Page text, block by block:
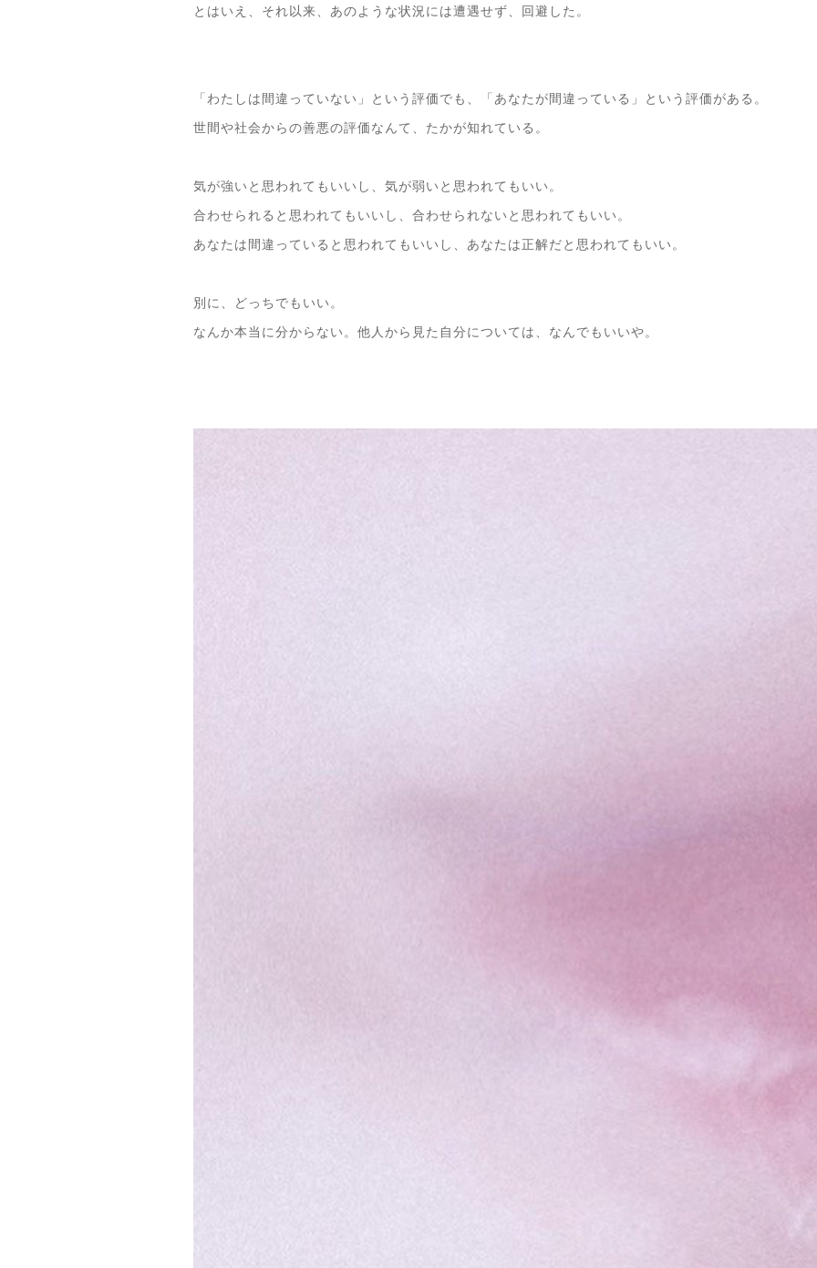
とはいえ、それ以来、あのような状況には遭遇せず、回避した。
「わたしは間違っていない」という評価でも、「あなたが間違っている」という評価がある。
世間や社会からの善悪の評価なんて、たかが知れている。
気が強いと思われてもいいし、気が弱いと思われてもいい。
合わせられると思われてもいいし、合わせられないと思われてもいい。
あなたは間違っていると思われてもいいし、あなたは正解だと思われてもいい。
別に、どっちでもいい。
なんか本当に分からない。他人から見た自分については、なんでもいいや。